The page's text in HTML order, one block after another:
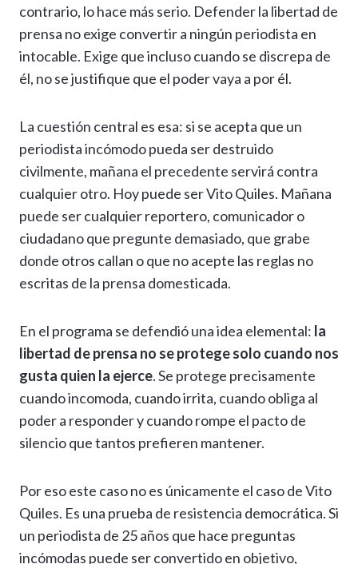
contrario, lo hace más serio. Defender la libertad de
prensa no exige convertir a ningún periodista en
intocable. Exige que incluso cuando se discrepa de
él, no se justifique que el poder vaya a por él.
La cuestión central es esa: si se acepta que un
periodista incómodo pueda ser destruido
civilmente, mañana el precedente servirá contra
cualquier otro. Hoy puede ser Vito Quiles. Mañana
puede ser cualquier reportero, comunicador o
ciudadano que pregunte demasiado, que grabe
donde otros callan o que no acepte las reglas no
escritas de la prensa domesticada.
En el programa se defendió una idea elemental: la
libertad de prensa no se protege solo cuando nos
gusta quien la ejerce. Se protege precisamente
cuando incomoda, cuando irrita, cuando obliga al
poder a responder y cuando rompe el pacto de
silencio que tantos prefieren mantener.
Por eso este caso no es únicamente el caso de Vito
Quiles. Es una prueba de resistencia democrática. Si
un periodista de 25 años que hace preguntas
incómodas puede ser convertido en objetivo,